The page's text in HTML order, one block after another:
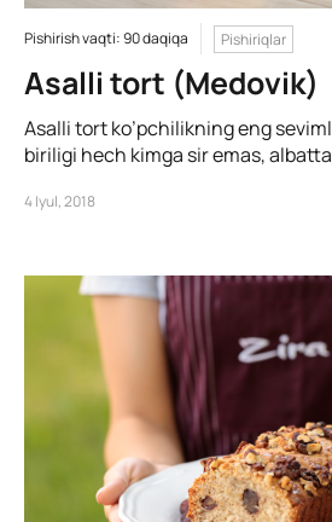
Pishirish vaqti: 90 daqiqa Pishiriqlar
Asalli tort (Medovik)
Asalli tort ko’pchilikning eng
biriligi hech kimga sir emas,
4 Iyul, 2018